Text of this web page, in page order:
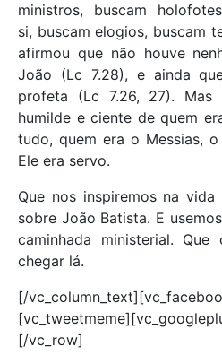
ministros, buscam
si, buscam elogios, buscam
afirmou que não houve
João (Lc 7.28), e ainda
profeta (Lc 7.26, 27). Mas
humilde e ciente de quem
tudo, quem era o Messias,
Ele era servo.
Que nos inspiremos na
sobre João Batista. E
caminhada ministerial.
chegar lá.
[/
[/vc_row]